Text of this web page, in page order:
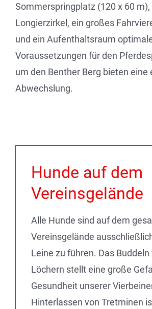
Sommerspringplatz (120 x 60 m),
Longierzirkel, ein großes
und ein Aufenthaltsraum
Voraussetzungen für den
um den Benther Berg bieten eine
Abwechslung.
Hunde auf dem
Vereinsgelände
Alle Hunde sind auf dem
Vereinsgelände
Leine zu führen. Das Buddeln
Löchern stellt eine große
Gesundheit unserer
Hinterlassen von Tretminen